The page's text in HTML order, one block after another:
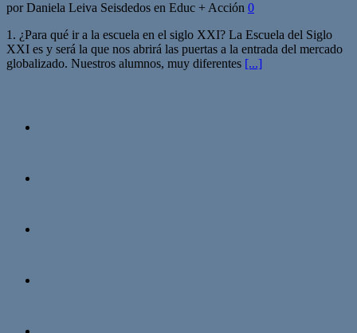
por Daniela Leiva Seisdedos en Educ + Acción 0
1. ¿Para qué ir a la escuela en el siglo XXI? La Escuela del Siglo
XXI es y será la que nos abrirá las puertas a la entrada del mercado
globalizado. Nuestros alumnos, muy diferentes [...]